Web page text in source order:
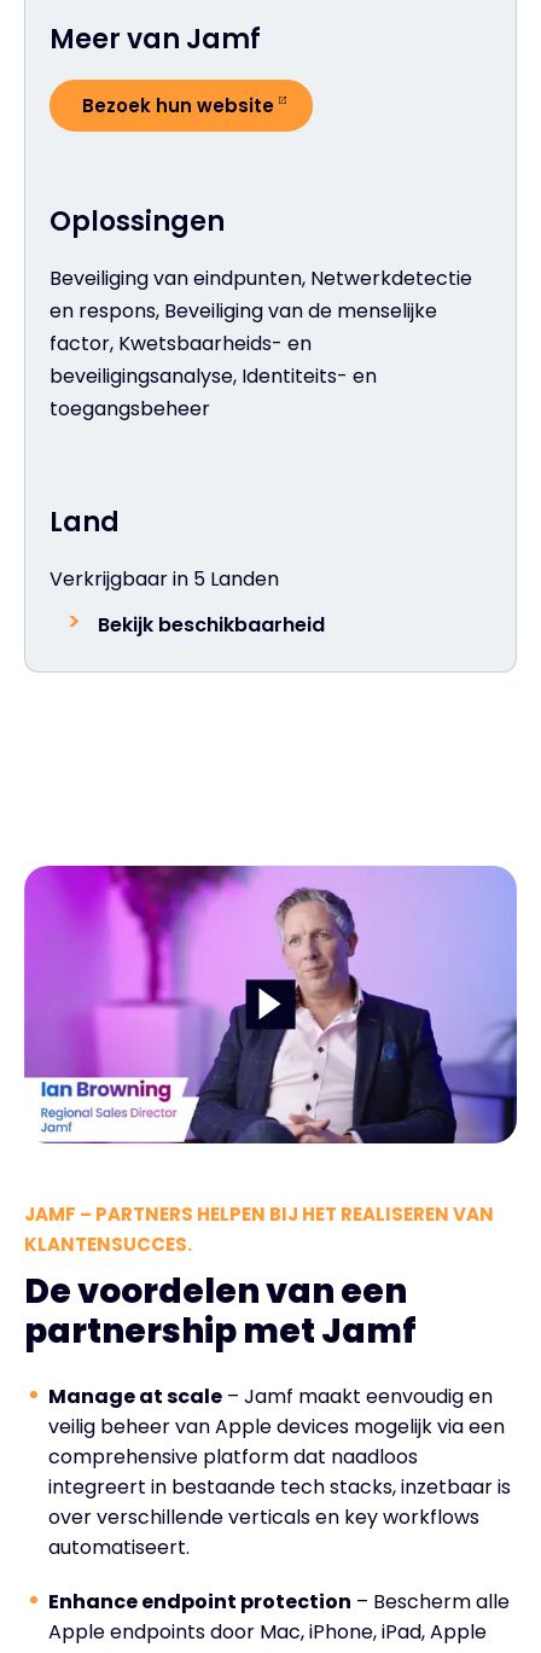
Land
Verkrijgbaar in 5 Landen
Bekijk beschikbaarheid
Oplossingen
Beveiliging van eindpunten, Netwerkdetectie
en respons, Beveiliging van de menselijke
factor, Kwetsbaarheids- en
beveiligingsanalyse, Identiteits- en
toegangsbeheer
Meer van Jamf
Bezoek hun website
JAMF – PARTNERS HELPEN BIJ HET REALISEREN VAN
KLANTENSUCCES.
De voordelen van een
partnership met Jamf
Manage at scale – Jamf maakt eenvoudig en
veilig beheer van Apple devices mogelijk via een
comprehensive platform dat naadloos
integreert in bestaande tech stacks, inzetbaar is
over verschillende verticals en key workflows
automatiseert.
Enhance endpoint protection – Bescherm alle
Apple endpoints door Mac, iPhone, iPad, Apple